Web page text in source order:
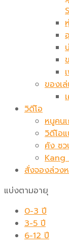
ของเ
วิดีโอ
หนูคน
วิดีโอ
คัง ซ
Kang
สั่งจองล่วง
แบ่งตามอายุ
0-3 ปี
3-5 ปี
6-12 ปี